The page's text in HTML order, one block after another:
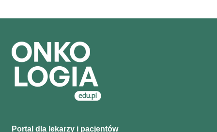
Portal dla lekarzy i pacjentów